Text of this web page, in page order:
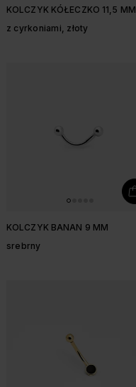
KOLCZYK KÓŁECZKO 11,5 MM
z cyrkoniami, złoty
KOLCZYK BANAN 9 MM
srebrny